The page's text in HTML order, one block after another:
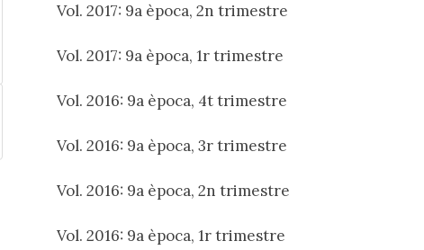
Vol. 2017: 9a època, 2n trimestre
Vol. 2017: 9a època, 1r trimestre
Vol. 2016: 9a època, 4t trimestre
Vol. 2016: 9a època, 3r trimestre
Vol. 2016: 9a època, 2n trimestre
Vol. 2016: 9a època, 1r trimestre